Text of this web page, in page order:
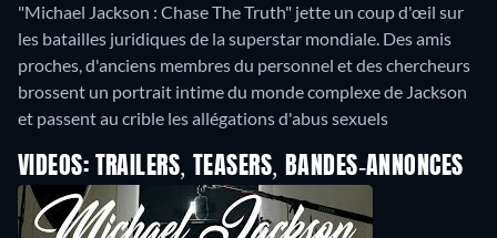
"Michael Jackson : Chase The Truth" jette un coup d'œil sur
les batailles juridiques de la superstar mondiale. Des amis
proches, d'anciens membres du personnel et des chercheurs
brossent un portrait intime du monde complexe de Jackson
et passent au crible les allégations d'abus sexuels
VIDEOS: TRAILERS, TEASERS, BANDES-ANNONCES